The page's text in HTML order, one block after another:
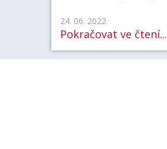
24. 06. 2022
Pokračovat ve čtení...